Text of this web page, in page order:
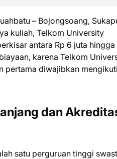
– Bojongsoang,
kuliah, Telkom University
antara Rp 6 juta hingga
karena Telkom
pertama diwajibkan mengikuti
dan
satu perguruan tinggi